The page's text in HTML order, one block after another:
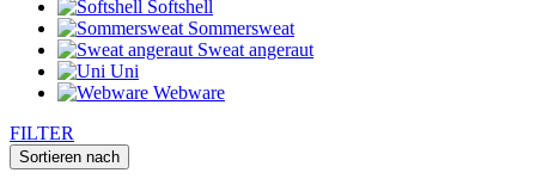
Softshell
Sommersweat
Sweat angeraut
Uni
Webware
FILTER
Sortieren nach